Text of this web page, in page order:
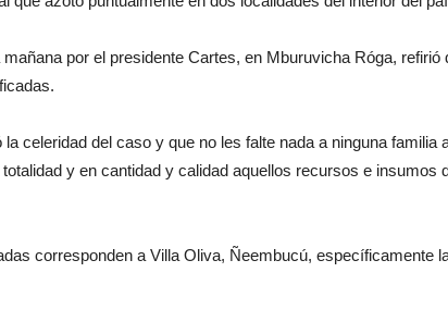
por el presidente Cartes, en Mburuvicha Róga,
celeridad del caso y que no les falte nada a ninguna
y en cantidad y calidad aquellos recursos e insumos
corresponden a Villa Oliva, Ñeembucú, específicamente